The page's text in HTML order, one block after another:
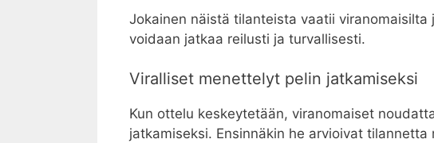
Jokainen näistä tilanteista vaatii
voidaan jatkaa reilusti ja turvallisesti.
Viralliset menettelyt pelin jatkamiseksi
Kun ottelu keskeytetään, viranomaiset
jatkamiseksi. Ensinnäkin he arvioivat